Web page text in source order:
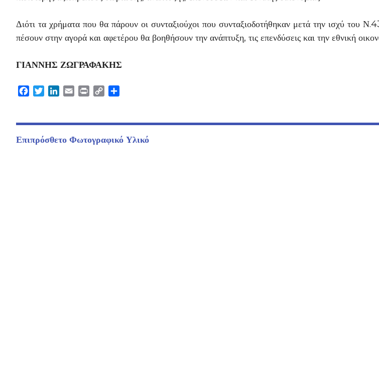
Διότι τα χρήματα που θα πάρουν οι συνταξιούχοι που συνταξιοδοτήθηκαν μετά την ισχύ του
πέσουν στην αγορά και αφετέρου θα βοηθήσουν την ανάπτυξη, τις επενδύσεις και την εθνική
ΓΙΑΝΝΗΣ ΖΩΓΡΑΦΑΚΗΣ
Facebook
TwitterLinkedIn
EmailPrint Copy
Επιπρόσθετο Φωτογραφικό Υλικό